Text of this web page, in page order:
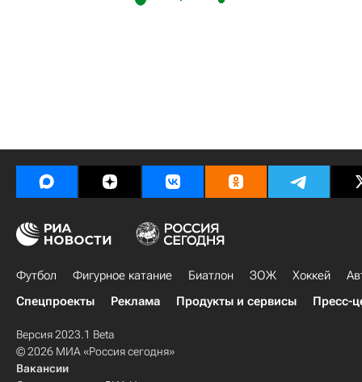
Футбол Фигурное катание Биатлон ЗОЖ Хоккей
Спецпроекты
Реклама Продукты и сервисы Пресс-
Версия 2023.1 Beta
© 2026 МИА «Россия сегодня»
Вакансии